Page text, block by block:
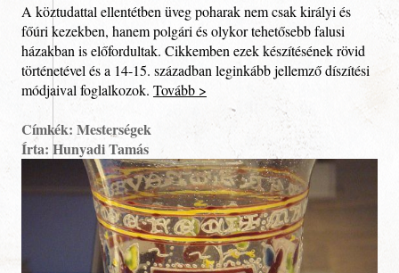
A köztudattal ellentétben üveg poharak nem csak királyi és
főúri kezekben, hanem polgári és olykor tehetősebb falusi
házakban is előfordultak. Cikkemben ezek készítésének rövid
történetével és a 14-15. században leginkább jellemző díszítési
módjaival foglalkozok. Tovább >
Címkék: Mesterségek
Írta: Hunyadi Tamás